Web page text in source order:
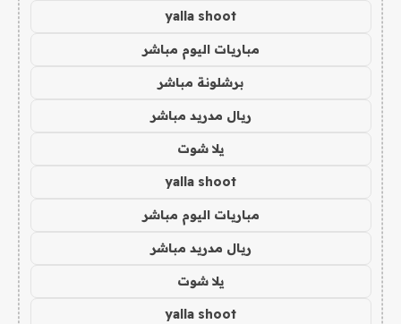
yalla shoot
مباريات اليوم مباشر
برشلونة مباشر
ريال مدريد مباشر
يلا شوت
yalla shoot
مباريات اليوم مباشر
ريال مدريد مباشر
يلا شوت
yalla shoot